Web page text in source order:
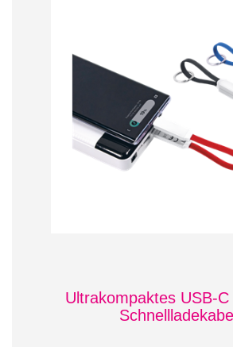
Ultrakompaktes USB-
Schnellladekabel